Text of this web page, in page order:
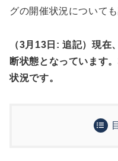
グの開催状況について
（3月13日: 追記）現在
断状態となっています
状況です。